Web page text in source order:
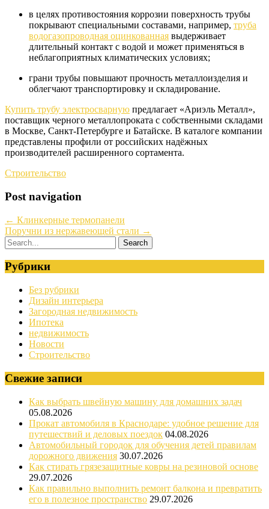
в целях противостояния коррозии поверхность трубы
покрывают специальными составами, например, труба
водогазопроводная оцинкованная выдерживает
длительный контакт с водой и может применяться в
неблагоприятных климатических условиях;
грани трубы повышают прочность металлоизделия и
облегчают транспортировку и складирование.
Купить трубу электросварную предлагает «Ариэль Металл»,
поставщик черного металлопроката с собственными складами
в Москве, Санкт-Петербурге и Батайске. В каталоге компании
представлены профили от российских надёжных
производителей расширенного сортамента.
Строительство
Post navigation
← Клинкерные термопанели
Поручни из нержавеющей стали →
Рубрики
Без рубрики
Дизайн интерьера
Загородная недвижимость
Ипотека
недвижимость
Новости
Строительство
Свежие записи
Как выбрать швейную машину для домашних задач
05.08.2026
Прокат автомобиля в Краснодаре: удобное решение для
путешествий и деловых поездок 04.08.2026
Автомобильный городок для обучения детей правилам
дорожного движения 30.07.2026
Как стирать грязезащитные ковры на резиновой основе
29.07.2026
Как правильно выполнить ремонт балкона и превратить
его в полезное пространство 29.07.2026